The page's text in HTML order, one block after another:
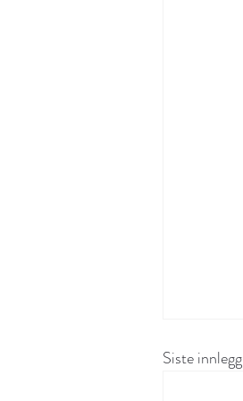
Siste innlegg